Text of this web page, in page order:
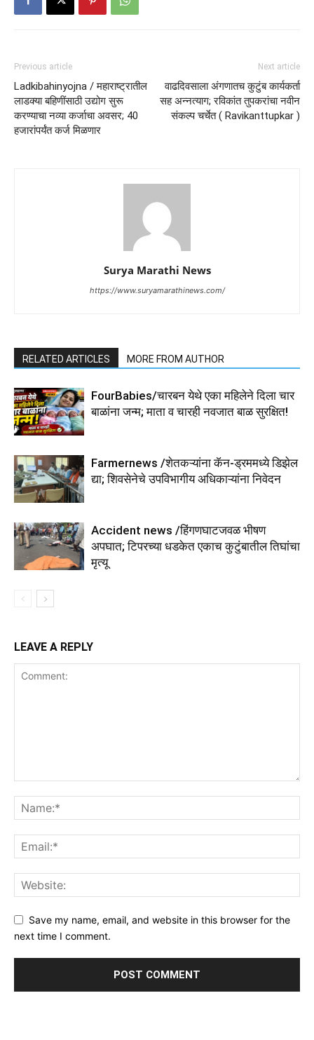
Previous article
Ladkibahinyojna / महाराष्ट्रातील
लाडक्या बहिणींसाठी उद्योग सुरू
करण्याचा नव्या कर्जाचा अवसर; 40
हजारांपर्यंत कर्ज मिळणार
Next article
वाढदिवसाला अंगणातच कुटुंब कार्यकर्ता
सह अन्नत्याग; रविकांत तुपकरांचा नवीन
संकल्प चर्चेत ( Ravikanttupkar )
Surya Marathi News
https://www.suryamarathinews.com/
RELATED ARTICLES MORE FROM AUTHOR
FourBabies/चारबन येथे एका महिलेने दिला चार
बाळांना जन्म; माता व चारही नवजात बाळ सुरक्षित!
Farmernews /शेतकऱ्यांना कॅन-ड्रममध्ये डिझेल
द्या; शिवसेनेचे उपविभागीय अधिकाऱ्यांना निवेदन
Accident news /हिंगणघाटजवळ भीषण
अपघात; टिपरच्या धडकेत एकाच कुटुंबातील तिघांचा
मृत्यू
LEAVE A REPLY
Save my name, email, and website in this browser for the
next time I comment.